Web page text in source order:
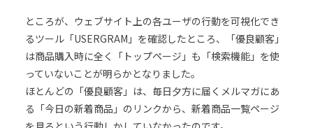
ところが、ウェブサイト上の各ユーザの行動を可視化でき
るツール「USERGRAM」を確認したところ、「優良顧客」
は商品購入時に全く「トップページ」も「検索機能」を使
っていないことが明らかとなりました。
ほとんどの「優良顧客」は、毎日夕方に届くメルマガにあ
る「今日の新着商品」のリンクから、新着商品一覧ページ